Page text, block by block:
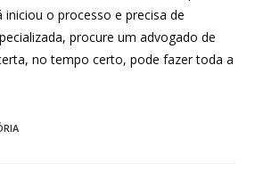
o processo e precisa de
procure um advogado de
no tempo certo, pode fazer toda a